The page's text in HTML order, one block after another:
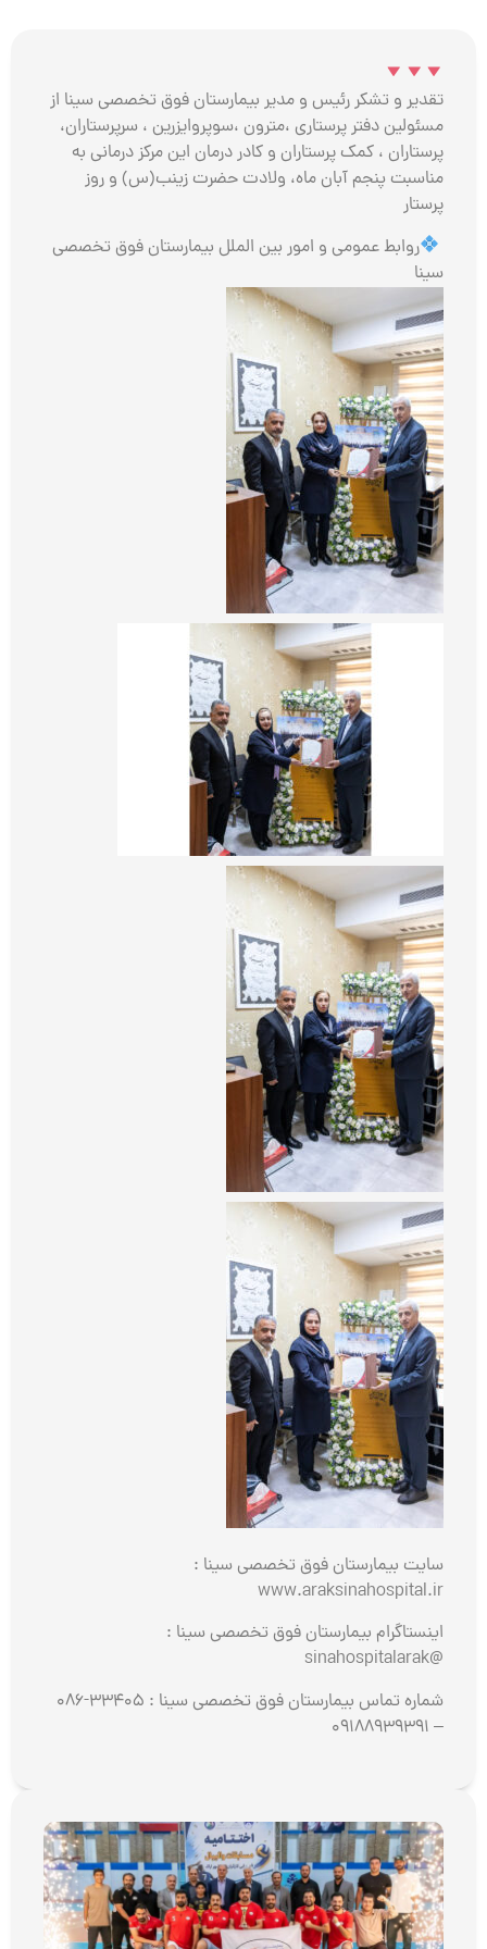
تقدیر و تشکر رئیس و مدیر بیمارستان فوق تخصصی سینا از
مسئولین دفتر پرستاری ،مترون ،سوپروایزرین ، سرپرستاران‌،
پرستاران ، کمک پرستاران و کادر درمان این مرکز درمانی به
مناسبت پنجم آبان ماه، ولادت حضرت زینب(س) و روز
پرستار
روابط عمومی و امور بین الملل بیمارستان فوق تخصصی
سینا
‎سایت بیمارستان فوق تخصصی سینا :
www.araksinahospital.ir
‎اینستاگرام بیمارستان فوق تخصصی سینا :
@sinahospitalarak
‎شماره تماس بیمارستان فوق تخصصی سینا : 33405-086
– 09188939391